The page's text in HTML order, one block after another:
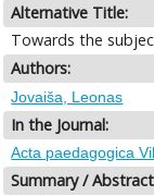
Alternative Title:
Towards the
Authors:
Jovaiša, Leonas
In the Journal:
Acta paedagogica
Summary /